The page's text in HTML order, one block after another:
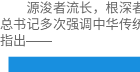
源浚者流长，根深者
总书记多次强调中华传
指出——